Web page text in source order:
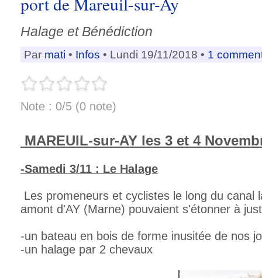
Halage et Bénédiction
Par mati • Infos • Lundi 19/11/2018 • 1
Note : 0/5 (0 note)
MAREUIL-sur-AY les 3 et 4
-Samedi 3/11 : Le Halage
Les promeneurs et cyclistes le long du canal
amont d'AY (Marne) pouvaient s'étonner à
-un bateau en bois de forme inusitée de nos
-un halage par 2 chevaux